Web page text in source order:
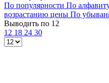
По популярности По
возрастанию цены По
Выводить по 12
12 18 24 30